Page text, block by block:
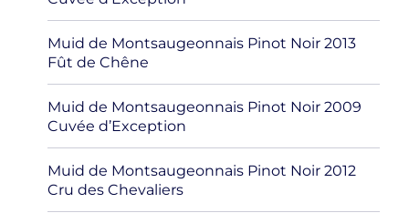
Muid de Montsaugeonnais Pinot Noir 2013
Fût de Chêne
Muid de Montsaugeonnais Pinot Noir 2009
Cuvée d’Exception
Muid de Montsaugeonnais Pinot Noir 2012
Cru des Chevaliers